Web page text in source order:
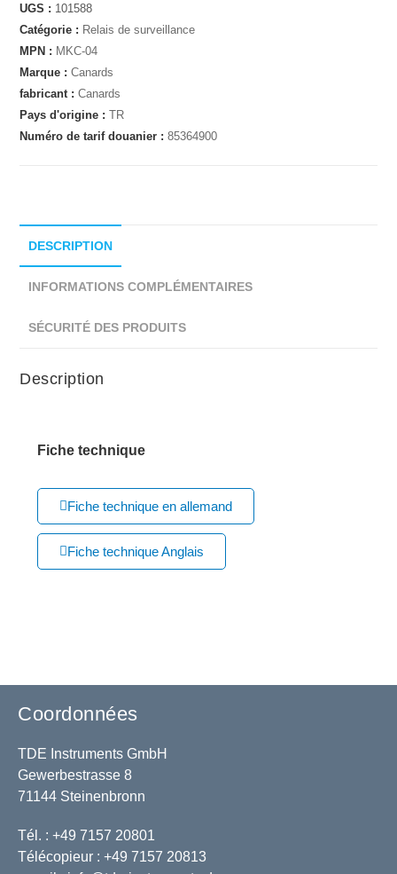
UGS : 101588
Catégorie : Relais de surveillance
MPN : MKC-04
Marque :Canards
fabricant :Canards
Pays d'origine :TR
Numéro de tarif douanier :85364900
DESCRIPTION
INFORMATIONS COMPLÉMENTAIRES
SÉCURITÉ DES PRODUITS
Description
Fiche technique
Fiche technique en allemand
Fiche technique Anglais
Coordonnées
TDE Instruments GmbH
Gewerbestrasse 8
71144 Steinenbronn
Tél. : +49 7157 20801
Télécopieur : +49 7157 20813